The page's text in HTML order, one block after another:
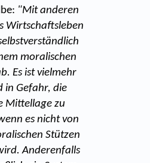
"Mit anderen
Wirtschaftsleben
moralischen
Es ist vielmehr
in Gefahr, die
Mittellage zu
es nicht von
Stützen
Anderenfalls